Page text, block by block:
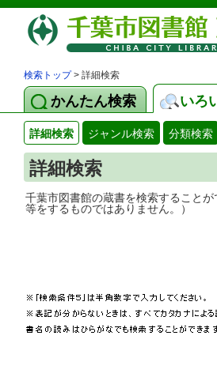
検索トップ> 詳細検索
かんたん検索 いろ
詳細検索 ジャンル検索 分類検索
詳細検索
千葉市図書館の蔵書を
等をするものではありません。）